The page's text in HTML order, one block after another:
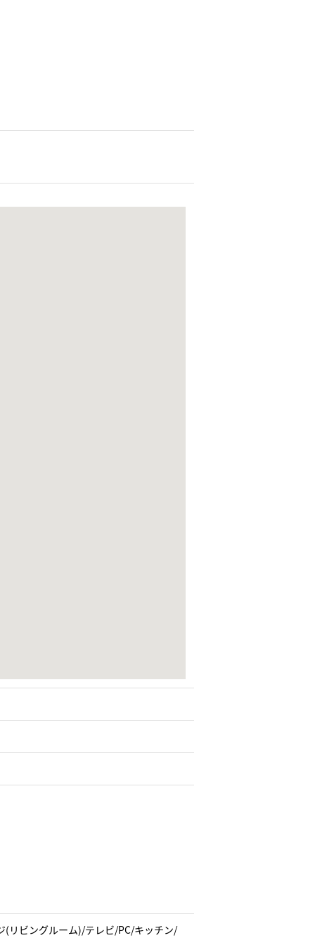
リビングルーム)/テレビ/PC/キッチン/